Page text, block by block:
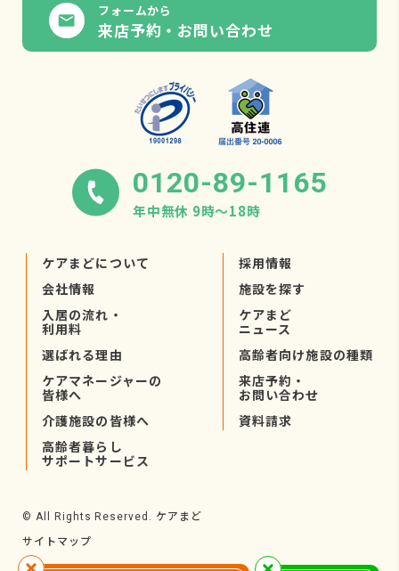
フォームから
来店予約・お問い合わせ
0120-89-1165
年中無休 9時〜18時
ケアまどについて
会社情報
入居の流れ・
利用料
選ばれる理由
ケアマネージャーの
皆様へ
介護施設の皆様へ
高齢者暮らし
サポートサービス
採用情報
施設を探す
ケアまど
ニュース
高齢者向け施設の種類
来店予約・
お問い合わせ
資料請求
© All Rights Reserved. ケアまど
サイトマップ